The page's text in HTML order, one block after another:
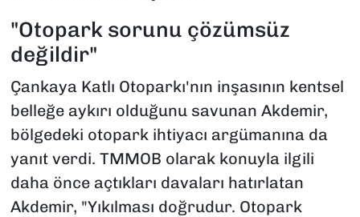
"Otopark sorunu çözümsüz
değildir"
Çankaya Katlı Otoparkı'nın inşasının kentsel
belleğe aykırı olduğunu savunan Akdemir,
bölgedeki otopark ihtiyacı argümanına da
yanıt verdi. TMMOB olarak konuyla ilgili
daha önce açtıkları davaları hatırlatan
Akdemir, "Yıkılması doğrudur. Otopark